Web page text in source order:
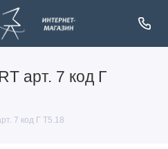
арт. 7 код Г
7 код Г Т5.18